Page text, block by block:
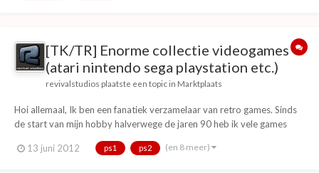
[TK/TR] Enorme collectie videogames
(atari nintendo sega playstation etc.)
revivalstudios plaatste een topic in Marktplaats
Hoi allemaal, Ik ben een fanatiek verzamelaar van retro games. Sinds
de start van mijn hobby halverwege de jaren 90 heb ik vele games
game collecties kan hebben. Het resultaat hiervan is, dat ik dus ook
13 juni 2012 ps1 ps2 (en 8 meer)